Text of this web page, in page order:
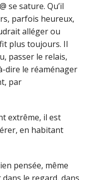
se sature. Qu’il
parfois heureux,
alléger ou
plus toujours. Il
passer le relais,
dire le réaménager
par
extrême, il est
en habitant
pensée, même